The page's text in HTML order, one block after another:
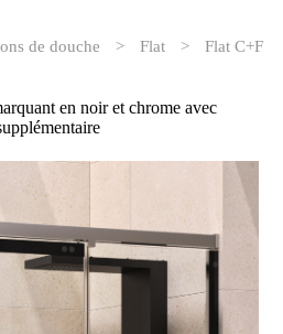
de douche > Flat > Flat C+F
en noir et chrome avec